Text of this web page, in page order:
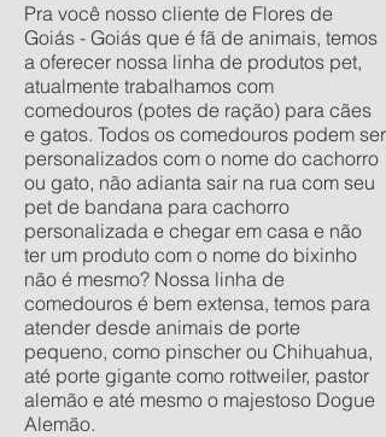
Pra você nosso cliente de Flores de
Goiás - Goiás que é fã de animais, temos
a oferecer nossa linha de produtos pet,
atualmente trabalhamos com
comedouros (potes de ração) para cães
e gatos. Todos os comedouros podem ser
personalizados com o nome do cachorro
ou gato, não adianta sair na rua com seu
pet de bandana para cachorro
personalizada e chegar em casa e não
ter um produto com o nome do bixinho
não é mesmo? Nossa linha de
comedouros é bem extensa, temos para
atender desde animais de porte
pequeno, como pinscher ou Chihuahua,
até porte gigante como rottweiler, pastor
alemão e até mesmo o majestoso Dogue
Alemão.